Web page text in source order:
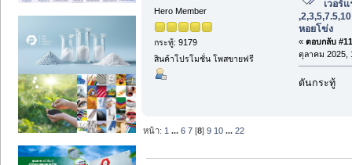
Hero Member
กระทู้: 9179
สินค้าโปรโมชั่น โพสขายฟรี
เวอร์
หอยโข่ง
« ตอบกลับ
ตุลาคม 2025,
ดันกระทู้
หน้า: 1 ...6 7 [8]9 10 ...22